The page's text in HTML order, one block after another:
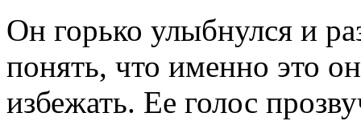
Он горько улыбнулся и
понять, что именно это
избежать. Ее голос